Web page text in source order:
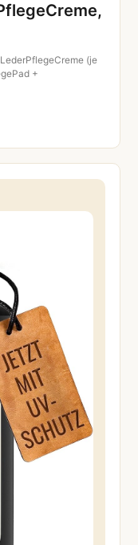
(je
+